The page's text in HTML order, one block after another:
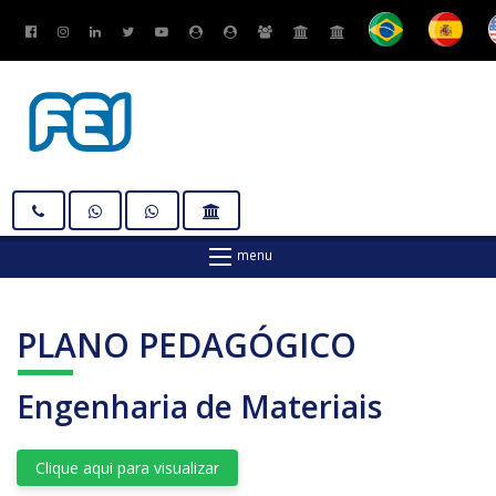
PLANO PEDAGÓGICO
Engenharia de Materiais
Clique aqui para visualizar